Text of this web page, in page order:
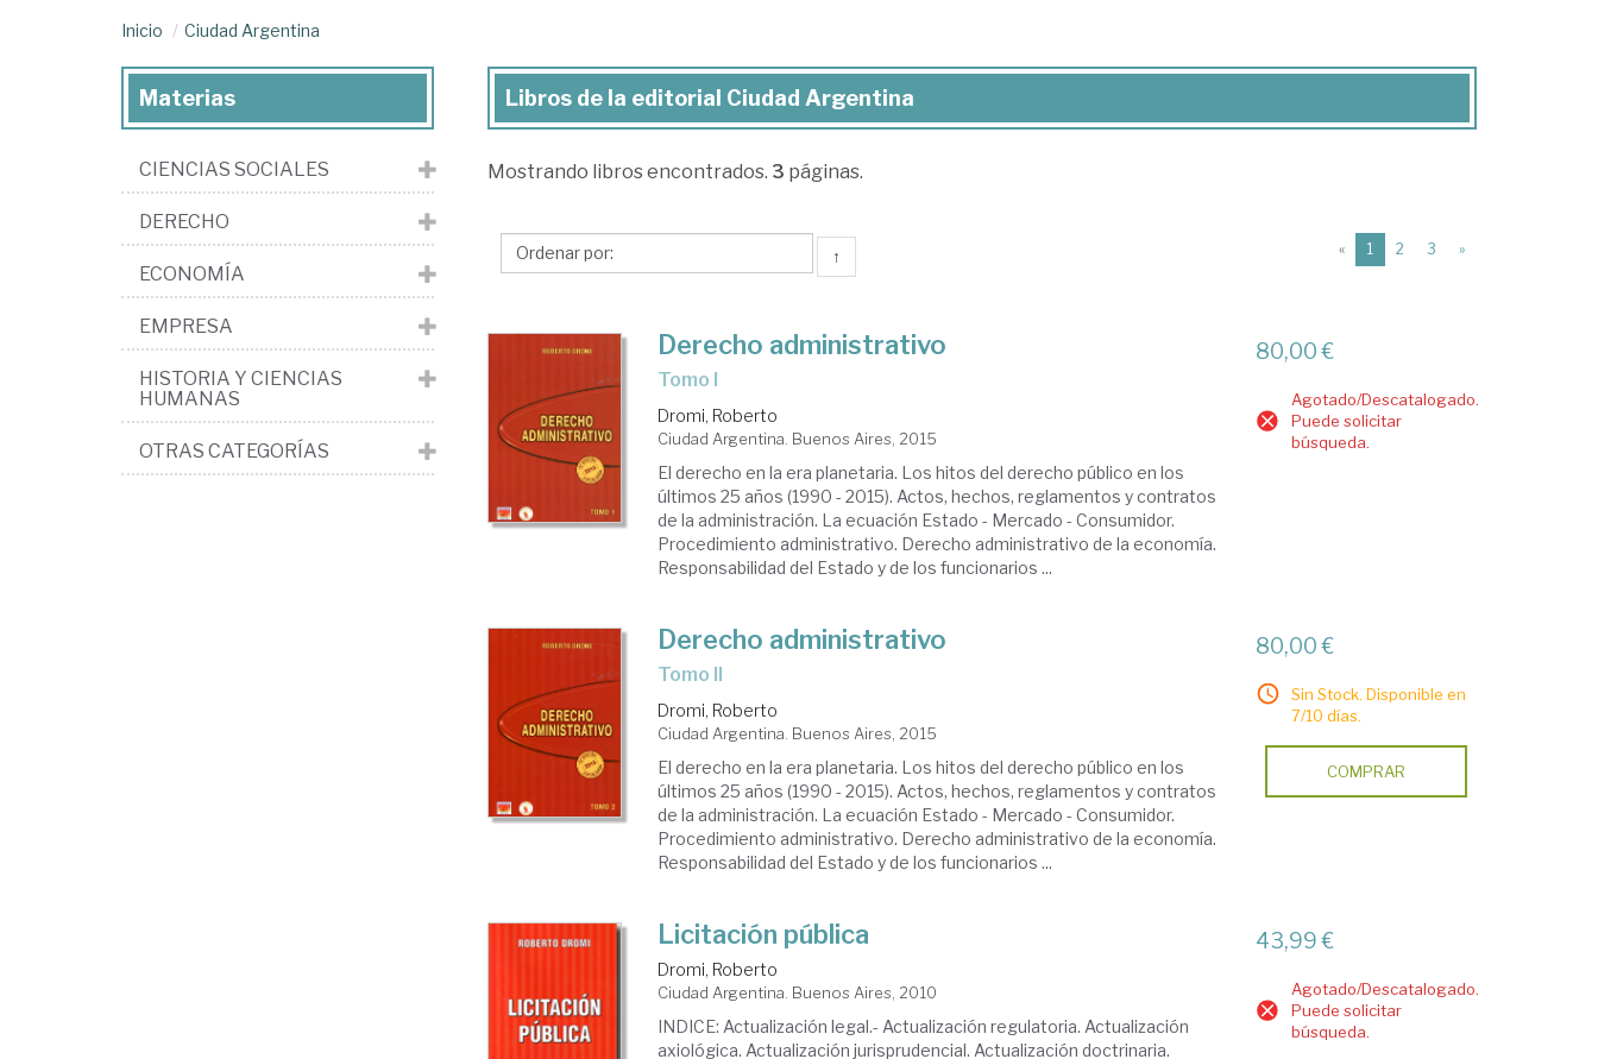
Inicio Ciudad Argentina
Libros
la
Ciudad
Libros de la editorial Ciudad Argentina
Mostrando libros encontrados. 3 páginas.
↑ « 1 (current)
2 3 »
Derecho administrativo
tomo I
Dromi, Roberto
Ciudad Argentina. Buenos Aires, 2015
El derecho en la era planetaria. Los hitos del derecho público en los
últimos 25 años (1990 - 2015). Actos, hechos, reglamentos y contratos
de la administración. La ecuación Estado - Mercado - Consumidor.
Procedimiento administrativo. Derecho administrativo de la economía.
Responsabilidad del Estado y de los funcionarios ...
80,00 €
Agotado/Descatalogado.
Puede solicitar
búsqueda.
Derecho administrativo
tomo II
Dromi, Roberto
Ciudad Argentina. Buenos Aires, 2015
El derecho en la era planetaria. Los hitos del derecho público en los
últimos 25 años (1990 - 2015). Actos, hechos, reglamentos y contratos
de la administración. La ecuación Estado - Mercado - Consumidor.
Procedimiento administrativo. Derecho administrativo de la economía.
Responsabilidad del Estado y de los funcionarios ...
80,00 €
Sin Stock. Disponible en
7/10 días.
COMPRAR
Licitación pública
Dromi, Roberto
Ciudad Argentina. Buenos Aires, 2010
INDICE: Actualización legal.- Actualización regulatoria. Actualización
axiológica. Actualización jurisprudencial. Actualización doctrinaria.
43,99 €
Agotado/Descatalogado.
Puede solicitar
búsqueda.
Materias
CIENCIAS SOCIALES
DERECHO
ECONOMÍA
EMPRESA
HISTORIA Y CIENCIAS
HUMANAS
OTRAS CATEGORÍAS